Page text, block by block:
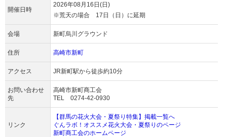
開催日時
2026年08月16日(日)
※荒天の場合 17日（日）に延期
会場 新町烏川グラウンド
住所 高崎市新町
アクセス JR新町駅から徒歩約10分
お問い合わせ
先
高崎市新町商工会
TEL 0274-42-0930
リンク
【群馬の花火大会・夏祭り特集】掲載一覧へ
ぐんラボ！オススメ花火大会・夏祭りのページ
新町商工会のホームページ